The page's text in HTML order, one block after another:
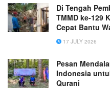
Di Tengah
TMMD ke-129
Cepat Bantu
Tumbang
17 JULY 2026
Pesan
Indonesia
Qurani